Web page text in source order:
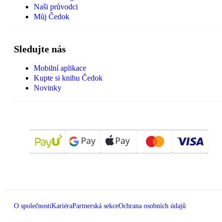
Naši průvodci
Můj Čedok
Sledujte nás
Mobilní aplikace
Kupte si knihu Čedok
Novinky
O společnostiKariéraPartnerská sekceOchrana osobních údajů